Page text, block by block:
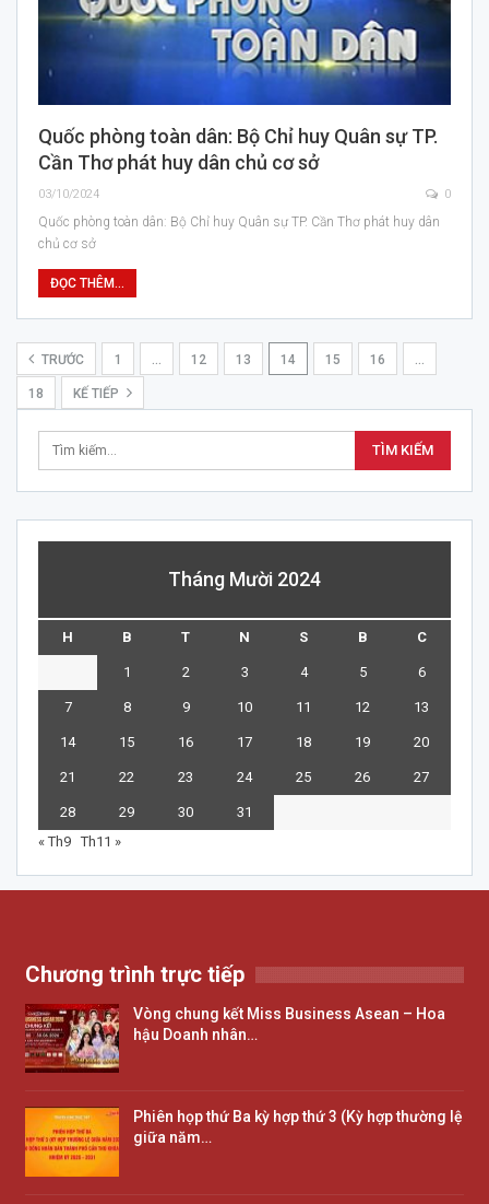
Quốc phòng toàn dân: Bộ Chỉ huy Quân sự TP.
Cần Thơ phát huy dân chủ cơ sở
03/10/2024 0
Quốc phòng toàn dân: Bộ Chỉ huy Quân sự TP. Cần Thơ phát huy dân
chủ cơ sở
ĐỌC THÊM...
TRƯỚC 1 … 12 13 14 15 16 …
18 KẾ TIẾP
Tháng Mười 2024
H B T N S B C
1 2 3 4 5 6
7 8 9 10 11 12 13
14 15 16 17 18 19 20
21 22 23 24 25 26 27
28 29 30
31
« Th9 Th11 »
Chương trình trực tiếp
Vòng chung kết Miss Business Asean – Hoa
hậu Doanh nhân…
Phiên họp thứ Ba kỳ hợp thứ 3 (Kỳ hợp thường lệ
giữa năm…